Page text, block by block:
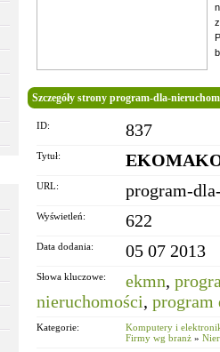
Szczegóły strony program-dla-
ID: 837
Tytuł:
URL: program-
Wyświetleń: 622
Data dodania: 05 07 2013
Słowa kluczowe: ekmn,
nieruchomości, program
Kategorie:
Komputery i
Firmy wg branż »